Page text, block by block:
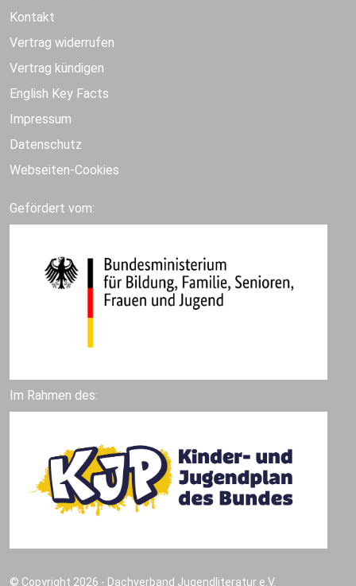
Kontakt
Vertrag widerrufen
Vertrag kündigen
English Key Facts
Impressum
Datenschutz
Webseiten-Cookies
Gefördert vom:
Im Rahmen des:
© Copyright 2026 - Dachverband Jugendliteratur e.V.